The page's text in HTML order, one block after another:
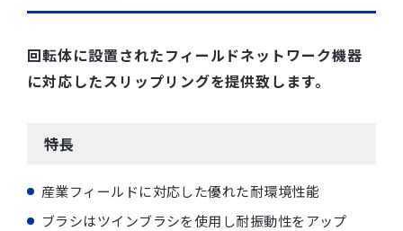
回転体に設置されたフィールドネットワーク機器
に対応したスリップリングを提供致します。
特長
産業フィールドに対応した優れた耐環境性能
ブラシはツインブラシを使用し耐振動性をアップ